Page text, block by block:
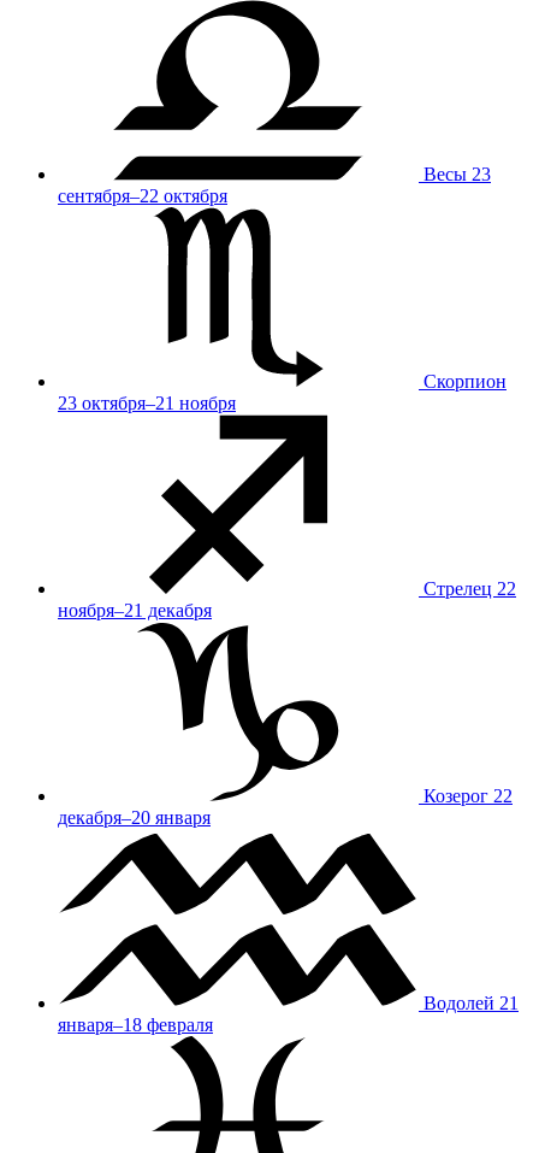
Весы 23
сентября–22 октября
Скорпион
23 октября–21 ноября
Стрелец 22
ноября–21 декабря
Козерог 22
декабря–20 января
Водолей 21
января–18 февраля